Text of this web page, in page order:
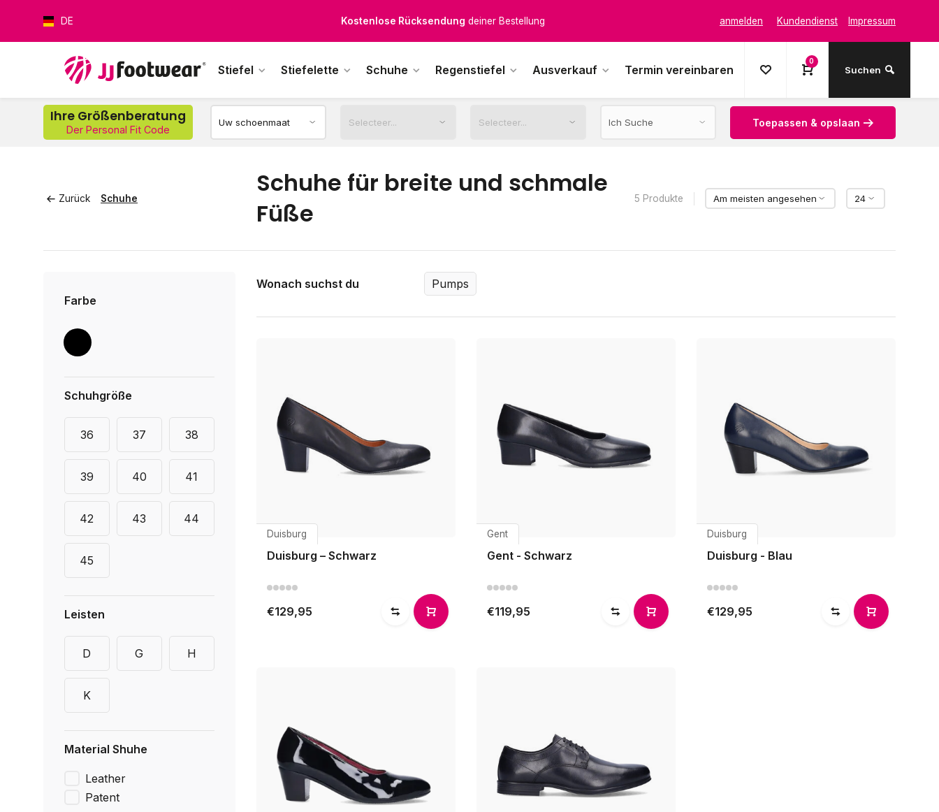
DE Kostenloser Versandab € 100,-
1500+ Modelle auf Lager
Werktags vor 12:00 Uhr bestellt,
anmelden Kundendienst Impressum
Stiefel Stiefelette Schuhe Regenstiefel Ausverkauf Termin vereinbaren
0
Suchen
Ihre Größenberatung
Der Personal Fit Code
Toepassen & opslaan
Zurück Schuhe
Schuhe für breite und schmale
Füße
5 Produkte
Farbe
Schuhgröße
36 37 38
39 40 41
42 43 44
45
Leisten
D G H
K
Material Shuhe
Leather
Patent
Wonach suchst du Pumps
Duisburg
Duisburg – Schwarz
€129,95
Gent
Gent - Schwarz
€119,95
Duisburg
Duisburg - Blau
€129,95